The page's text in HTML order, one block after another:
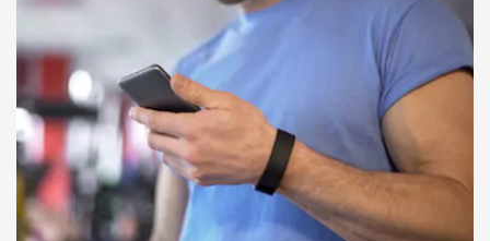
34 SEGUNDOS